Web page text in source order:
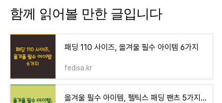
함께 읽어볼 만한 글입니다
패딩 110 사이즈, 올겨울 필수 아이템 6가지
fedisa.kr
올겨울 필수 아이템, 펠틱스 패딩 팬츠 5가지 매력